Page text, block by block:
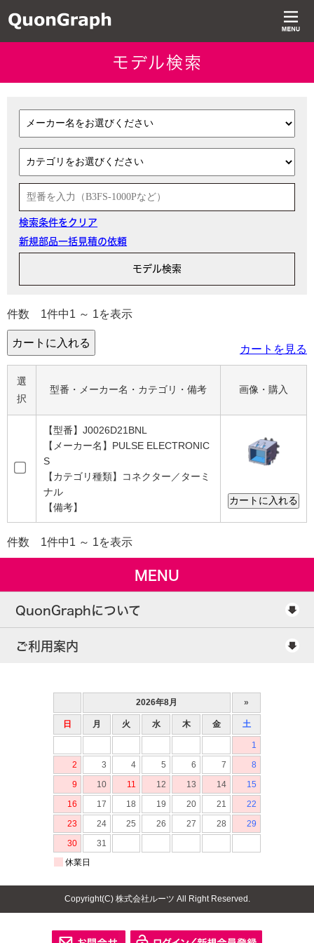
モデル検索
検索条件をクリア
新規部品一括見積の依頼
件数 1件中1 ～ 1を表示
カートを見る
選
択
型番・メーカー名・カテゴリ・備考 画像・購入
【型番】J0026D21BNL
【メーカー名】PULSE ELECTRONIC
S
【カテゴリ種類】コネクター／ターミ
ナル
【備考】
件数 1件中1 ～ 1を表示
MENU
QuonGraphについて
ご利用案内
Copyright(C) 株式会社ルーツ All Right Reserved.